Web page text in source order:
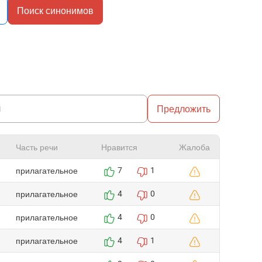
Поиск синонимов
Предложить
Часть речи Нравится
Жалоба
прилагательное
7 1
прилагательное 4 0
прилагательное 4 0
прилагательное 4 1